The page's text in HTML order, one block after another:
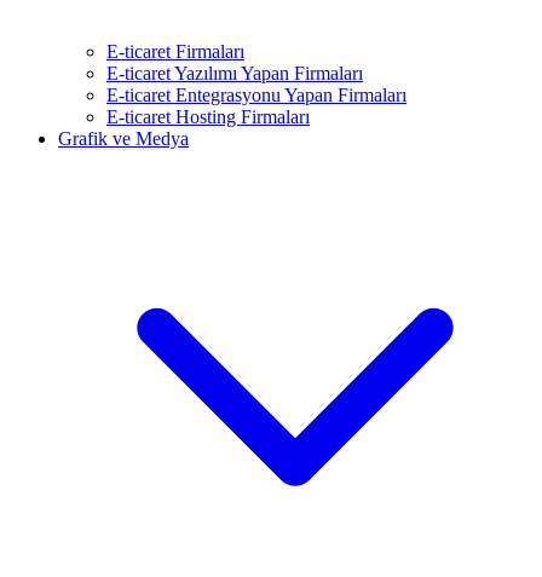
E-ticaret Firmaları
E-ticaret Yazılımı Yapan Firmaları
E-ticaret Entegrasyonu Yapan Firmaları
E-ticaret Hosting Firmaları
Grafik ve Medya